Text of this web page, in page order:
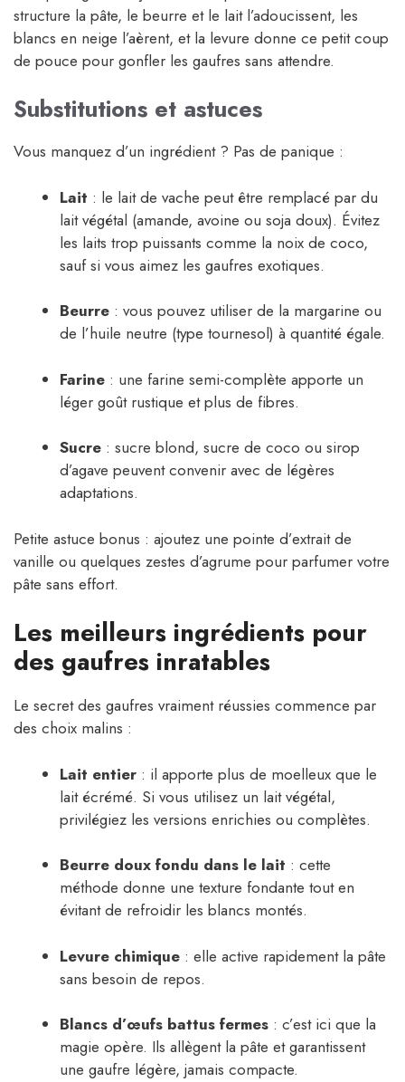
structure la pâte, le beurre et le lait l’adoucissent, les
blancs en neige l’aèrent, et la levure donne ce petit coup
de pouce pour gonfler les gaufres sans attendre.
Substitutions et astuces
Vous manquez d’un ingrédient ? Pas de panique :
Lait : le lait de vache peut être remplacé par du
lait végétal (amande, avoine ou soja doux). Évitez
les laits trop puissants comme la noix de coco,
sauf si vous aimez les gaufres exotiques.
Beurre : vous pouvez utiliser de la margarine ou
de l’huile neutre (type tournesol) à quantité égale.
Farine : une farine semi-complète apporte un
léger goût rustique et plus de fibres.
Sucre : sucre blond, sucre de coco ou sirop
d’agave peuvent convenir avec de légères
adaptations.
Petite astuce bonus : ajoutez une pointe d’extrait de
vanille ou quelques zestes d’agrume pour parfumer votre
pâte sans effort.
Les meilleurs ingrédients pour
des gaufres inratables
Le secret des gaufres vraiment réussies commence par
des choix malins :
Lait entier : il apporte plus de moelleux que le
lait écrémé. Si vous utilisez un lait végétal,
privilégiez les versions enrichies ou complètes.
Beurre doux fondu dans le lait : cette
méthode donne une texture fondante tout en
évitant de refroidir les blancs montés.
Levure chimique : elle active rapidement la pâte
sans besoin de repos.
Blancs d’œufs battus fermes : c’est ici que la
magie opère. Ils allègent la pâte et garantissent
une gaufre légère, jamais compacte.